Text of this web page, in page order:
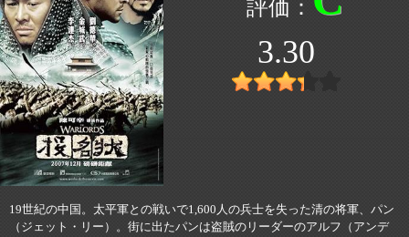
3.30
19世紀の中国。太平軍との戦いで1,600人の兵士を失った清の将軍、パン
（ジェット・リー）。街に出たパンは盗賊のリーダーのアルフ（アンデ